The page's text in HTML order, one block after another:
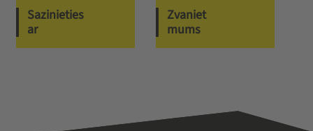
Sazinieties
ar
Zvaniet
mums